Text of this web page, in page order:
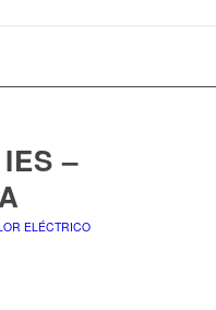
–
ELÉCTRICO